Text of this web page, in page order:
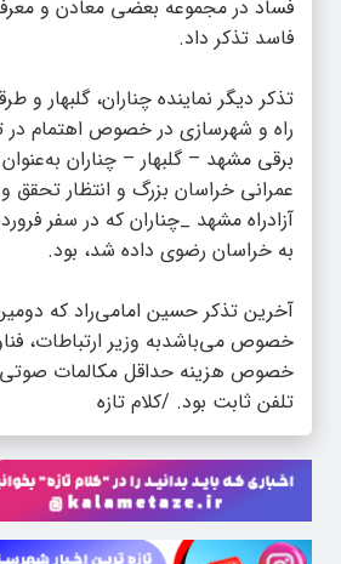
فساد در مجموعه بعضی معادن و
فاسد تذکر داد.
تذکر دیگر نماینده چناران، گلبهار و
راه و شهرسازی در خصوص اهتمام در
برقی مشهد – گلبهار – چناران
آزادراه مشهد _چناران که در سفر
به خراسان رضوی داده شد، بود.
آخرین تذکر حسین امامی‌راد که
خصوص می‌باشدبه وزیر ارتباطات،
خصوص هزینه حداقل مکالمات
تلفن ثابت بود. /کلام تازه